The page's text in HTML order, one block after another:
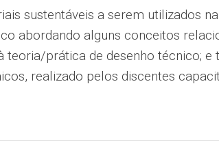
sustentáveis a serem utilizados
abordando alguns conceitos
teoria/prática de desenho técnico;
realizado pelos discentes